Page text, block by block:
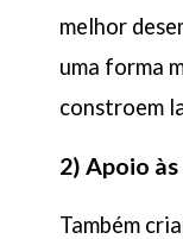
melhor
uma forma
constroem
2) Apoio
Também